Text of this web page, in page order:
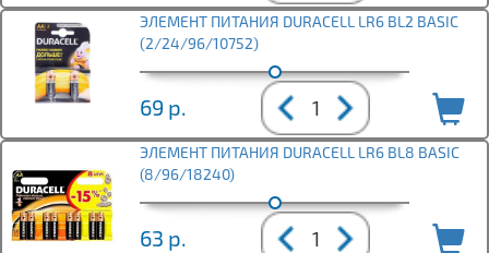
ЭЛЕМЕНТ ПИТАНИЯ DURACELL LR6 BL2 BASIC
(2/24/96/10752)
69 р.
ЭЛЕМЕНТ ПИТАНИЯ DURACELL LR6 BL8 BASIC
(8/96/18240)
63 р.